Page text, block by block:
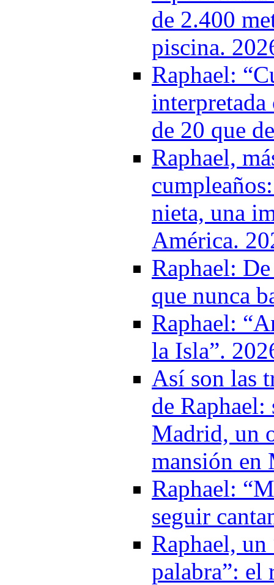
de 2.400
piscina.
Raphael:
de 20 que
Raphael,
nieta, una
América.
Raphael:
que nunca
Raphael:
la Isla”.
Así son las
de
Madrid, un
mansión en
Raphael:
seguir
Raphael,
palabra”: el